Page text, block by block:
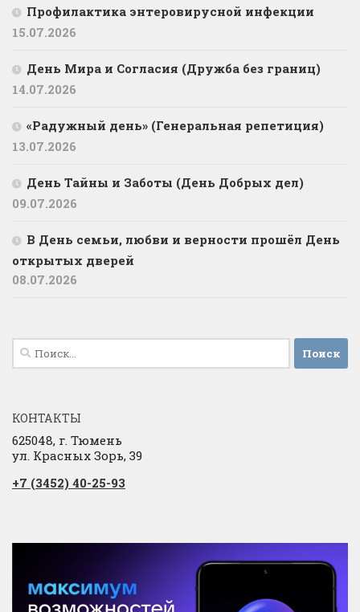
Профилактика энтеровирусной инфекции
15.07.2026
День Мира и Согласия (Дружба без границ)
14.07.2026
«Радужный день» (Генеральная репетиция)
13.07.2026
День Тайны и Заботы (День Добрых дел)
09.07.2026
В День семьи, любви и верности прошёл День
открытых дверей
08.07.2026
Найти:
КОНТАКТЫ
625048, г. Тюмень
ул. Красных Зорь, 39
+7 (3452) 40-25-93